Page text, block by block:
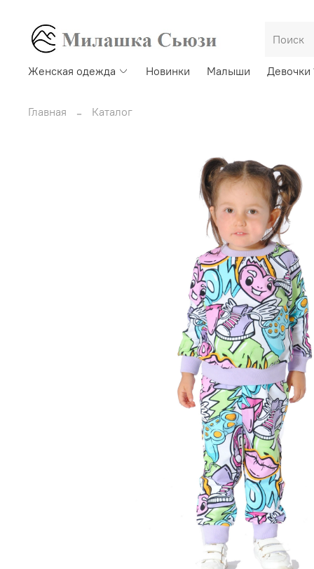
Женская одежда Новинки Малыши Девочки
Главная Каталог